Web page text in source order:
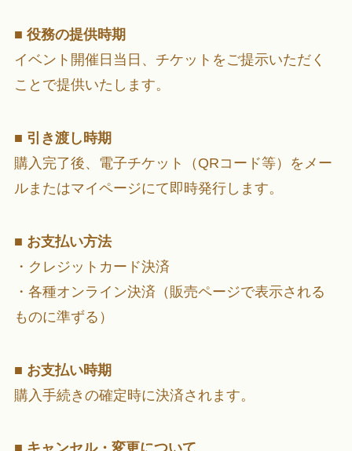
■ 役務の提供時期
イベント開催日当日、チケットをご提示いただく
ことで提供いたします。
■ 引き渡し時期
購入完了後、電子チケット（QRコード等）をメー
ルまたはマイページにて即時発行します。
■ お支払い方法
・クレジットカード決済
・各種オンライン決済（販売ページで表示される
ものに準ずる）
■ お支払い時期
購入手続きの確定時に決済されます。